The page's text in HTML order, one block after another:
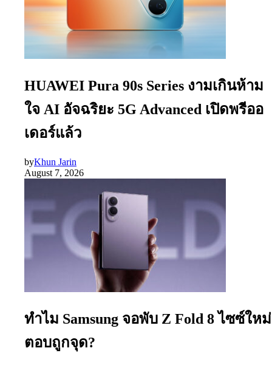
HUAWEI Pura 90s Series งามเกินห้าม
ใจ AI อัจฉริยะ 5G Advanced เปิดพรีออ
เดอร์แล้ว
byKhun Jarin
August 7, 2026
ทำไม Samsung จอพับ Z Fold 8 ไซซ์ใหม่
ตอบถูกจุด?